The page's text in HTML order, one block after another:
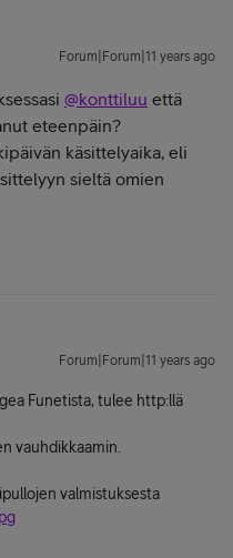
Forum|Forum|11 years ago
@konttiluu että
eteenpäin?
käsittelyaika, eli
sieltä omien
Forum|Forum|11 years ago
Funetista, tulee http:llä
vauhdikkaamin.
valmistuksesta